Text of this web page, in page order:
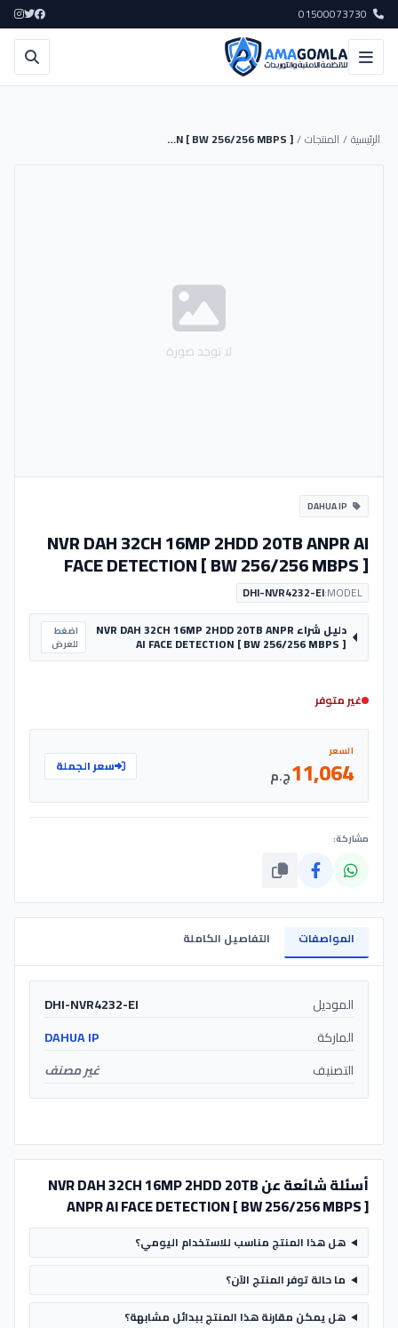
الرئيسية/ المنتجات/
NVR DAH 32CH 16MP 2HDD 20TB ANPR AI FACE DETECTION [ BW 256/256 MBPS ]
لا توجد صورة
NVR DAH 32CH 16MP 2HDD 20TB ANPR AI
FACE DETECTION [ BW 256/256 MBPS ]
MODEL:
DHI-NVR4232-EI
دليل شراء NVR DAH 32CH 16MP 2HDD 20TB ANPR
AI FACE DETECTION [ BW 256/256 MBPS ]
اضغط
للعرض
غير متوفر
السعر
11,064ج.م سعر الجملة
مشاركة:
المواصفات التفاصيل الكاملة
الموديل
DHI-NVR4232-EI
الماركة
DAHUA IP
التصنيف
غير مصنف
أسئلة شائعة عن NVR DAH 32CH 16MP 2HDD 20TB
ANPR AI FACE DETECTION [ BW 256/256 MBPS ]
هل هذا المنتج مناسب للاستخدام اليومي؟
ما حالة توفر المنتج الآن؟
هل يمكن مقارنة هذا المنتج ببدائل مشابهة؟